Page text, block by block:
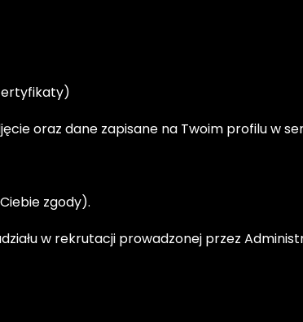
oraz dane zapisane na Twoim profilu w
zgody).
w rekrutacji prowadzonej przez